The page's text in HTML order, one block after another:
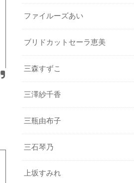
ファイルーズあい
ブリドカットセーラ恵美
三森すずこ
三澤紗千香
三瓶由布子
三石琴乃
上坂すみれ